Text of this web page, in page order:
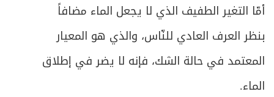
أمّا التغير الطفيف الذي لا يجعل الماء مضافاً
بنظر العرف العادي للنّاس، والذي هو المعيار
المعتمد في حالة الشك، فإنه لا يضر في إطلاق
الماء.